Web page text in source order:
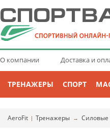
О компании Доставка и
ТРЕНАЖЕРЫ СПОРТ
AeroFit | Тренажеры → Силовые